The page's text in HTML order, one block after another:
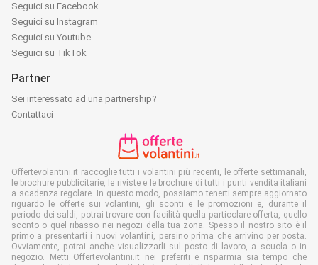
Seguici su Facebook
Seguici su Instagram
Seguici su Youtube
Seguici su TikTok
Partner
Sei interessato ad una partnership?
Contattaci
Offertevolantini.it raccoglie tutti i volantini più recenti, le offerte settimanali,
le brochure pubblicitarie, le riviste e le brochure di tutti i punti vendita italiani
a scadenza regolare. In questo modo, possiamo tenerti sempre aggiornato
riguardo le offerte sui volantini, gli sconti e le promozioni e, durante il
periodo dei saldi, potrai trovare con facilità quella particolare offerta, quello
sconto o quel ribasso nei negozi della tua zona. Spesso il nostro sito è il
primo a presentarti i nuovi volantini, persino prima che arrivino per posta.
Ovviamente, potrai anche visualizzarli sul posto di lavoro, a scuola o in
negozio. Metti Offertevolantini.it nei preferiti e risparmia sia tempo che